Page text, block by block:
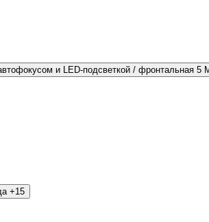
и LED-подсветкой / фронтальная
+15